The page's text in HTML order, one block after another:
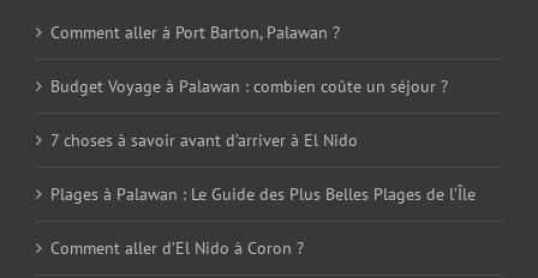
Comment aller à Port Barton, Palawan ?
Budget Voyage à Palawan : combien coûte un séjour ?
7 choses à savoir avant d’arriver à El Nido
Plages à Palawan : Le Guide des Plus Belles Plages de l’Île
Comment aller d’El Nido à Coron ?